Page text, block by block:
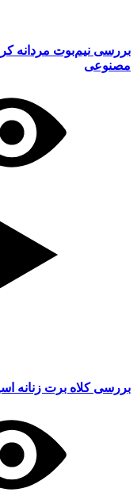
بررسی نیم‌بوت مردانه
مصنوعی
بررسی کلاه برت زنانه